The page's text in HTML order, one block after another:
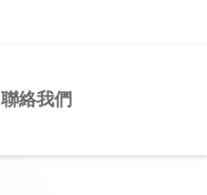
聯絡我們